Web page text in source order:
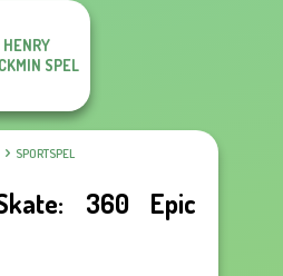
HENRY
SPEL
SPORTSPEL
360 Epic